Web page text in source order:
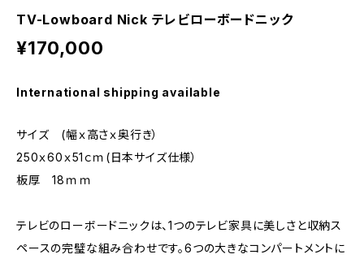
TV-Lowboard Nick テレビローボードニック
¥170,000
International shipping available
サイズ (幅ｘ高さｘ奥行き）
250ｘ60ｘ51ｃｍ(日本サイズ仕様）
板厚 18ｍｍ
テレビのローボードニックは、1つのテレビ家具に美しさと収納ス
ペースの完璧な組み合わせです。6つの大きなコンパートメントに